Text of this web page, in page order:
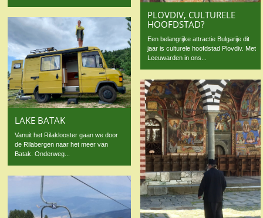
PLOVDIV, CULTURELE
HOOFDSTAD?
Een belangrijke attractie Bulgarije dit
jaar is culturele hoofdstad Plovdiv. Met
Leeuwarden in ons...
LAKE BATAK
Vanuit het Rilaklooster gaan we door
de Rilabergen naar het meer van
Batak. Onderweg...